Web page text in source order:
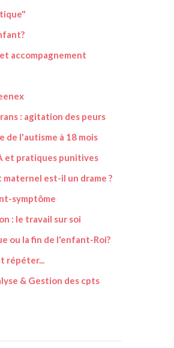
accompagnement
: agitation des peurs
l'autisme à 18 mois
et pratiques punitives
est-il un drame ?
symptôme
: le travail sur soi
ou la fin de l'enfant-Roi?
répéter...
& Gestion des cpts